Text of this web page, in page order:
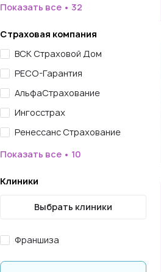
Показать все • 32
Страховая компания
ВСК Страховой Дом
РЕСО-Гарантия
АльфаСтрахование
Ингосстрах
Ренессанс Страхование
Показать все • 10
Клиники
Выбрать клиники
Франшиза